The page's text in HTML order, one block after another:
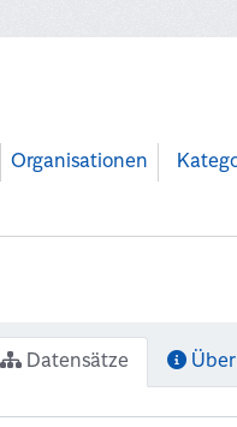
Organisationen
Datensätze